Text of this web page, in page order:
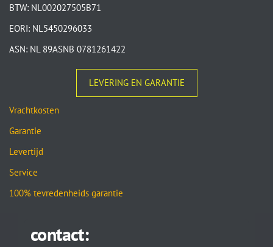
BTW: NL002027505B71
EORI: NL5450296033
ASN: NL 89ASNB 0781261422
LEVERING EN GARANTIE
Vrachtkosten
Garantie
Levertijd
Service
100% tevredenheids garantie
contact: